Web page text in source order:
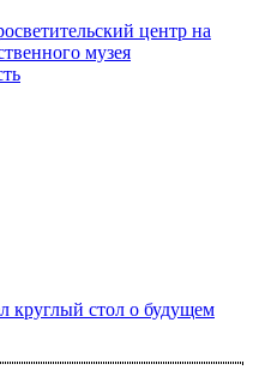
центр на
музея
круглый стол о будущем